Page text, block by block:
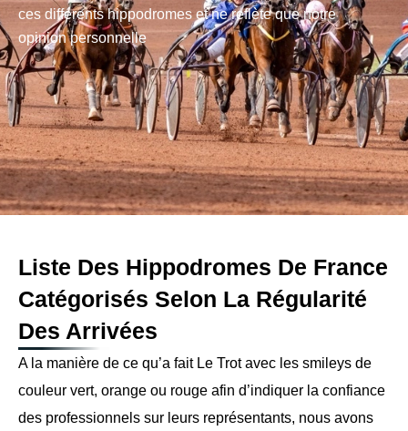
ces différents hippodromes et ne reflète que notre
opinion personnelle
Liste Des Hippodromes De France
Catégorisés Selon La Régularité
Des Arrivées
A la manière de ce qu’a fait Le Trot avec les smileys de
couleur vert, orange ou rouge afin d’indiquer la confiance
des professionnels sur leurs représentants, nous avons